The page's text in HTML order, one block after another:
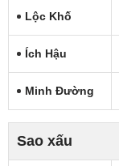
Lộc Khố
Ích Hậu
Minh Đường
Sao xấu